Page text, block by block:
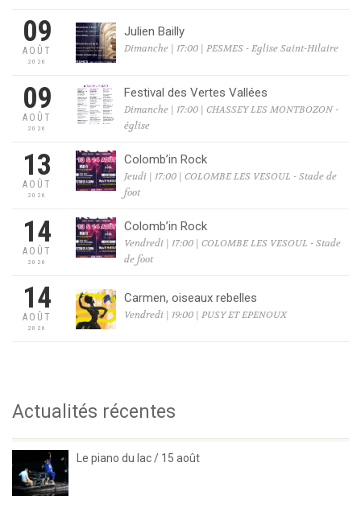
09
AOÛT
2026
Julien Bailly
Dimanche | 17:00 | PESMES - Eglise Saint-Hilaire
09
AOÛT
2026
Festival des Vertes Vallées
Dimanche | 17:00 | CHASSEY LES MONTBOZON -
église
13
AOÛT
2026
Colomb’in Rock
Jeudi | 17:00 | COLOMBE LES VESOUL - Stade de
foot
14
AOÛT
2026
Colomb’in Rock
Vendredi | 17:00 | COLOMBE LES VESOUL - Stade
de foot
14
AOÛT
2026
Carmen, oiseaux rebelles
Vendredi | 19:00 | PUSY ET EPENOUX
Actualités récentes
Le piano du lac / 15 août